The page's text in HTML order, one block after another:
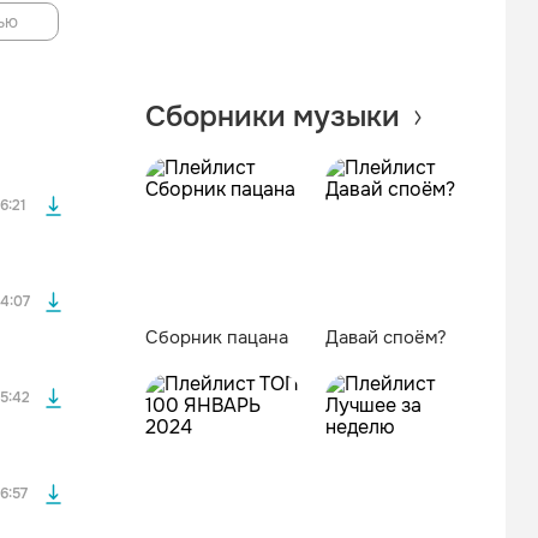
Сборники музыки
Сборник пацана Давай споём?